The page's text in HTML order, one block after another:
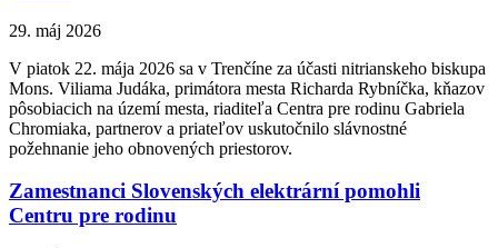
29. máj 2026
V piatok 22. mája 2026 sa v Trenčíne za účasti nitrianskeho biskupa
Mons. Viliama Judáka, primátora mesta Richarda Rybníčka, kňazov
pôsobiacich na území mesta, riaditeľa Centra pre rodinu Gabriela
Chromiaka, partnerov a priateľov uskutočnilo slávnostné
požehnanie jeho obnovených priestorov.
Zamestnanci Slovenských elektrární pomohli
Centru pre rodinu